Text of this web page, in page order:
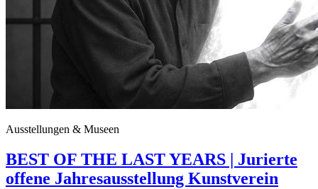
Ausstellungen & Museen
BEST OF THE LAST YEARS | Jurierte
offene Jahresausstellung Kunstverein